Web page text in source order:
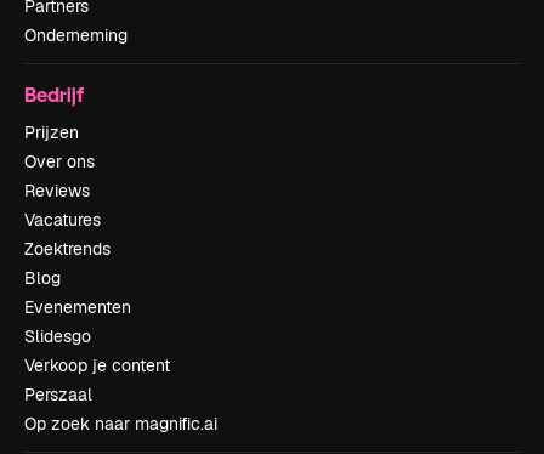
Partners
Onderneming
Bedrijf
Prijzen
Over ons
Reviews
Vacatures
Zoektrends
Blog
Evenementen
Slidesgo
Verkoop je content
Perszaal
Op zoek naar magnific.ai